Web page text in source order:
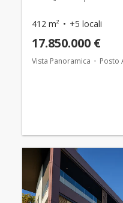
412 m² +5 locali
17.850.000 €
Vista Panoramica Posto